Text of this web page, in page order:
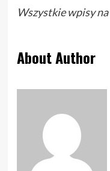
Wszystkie wpisy na
About Author